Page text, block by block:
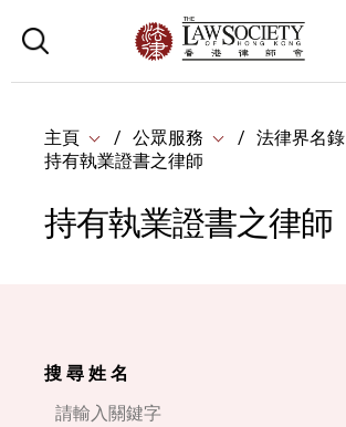
主頁 公眾服務
法律界名錄
持有執業證書之律師
持有執業證書之律師
搜 尋 姓 名